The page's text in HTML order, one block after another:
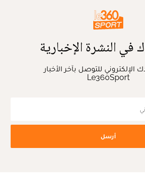
في النشرة الإخبارية
الإلكتروني للتوصل بآخر الأخبار
Le360Sport
أرسل